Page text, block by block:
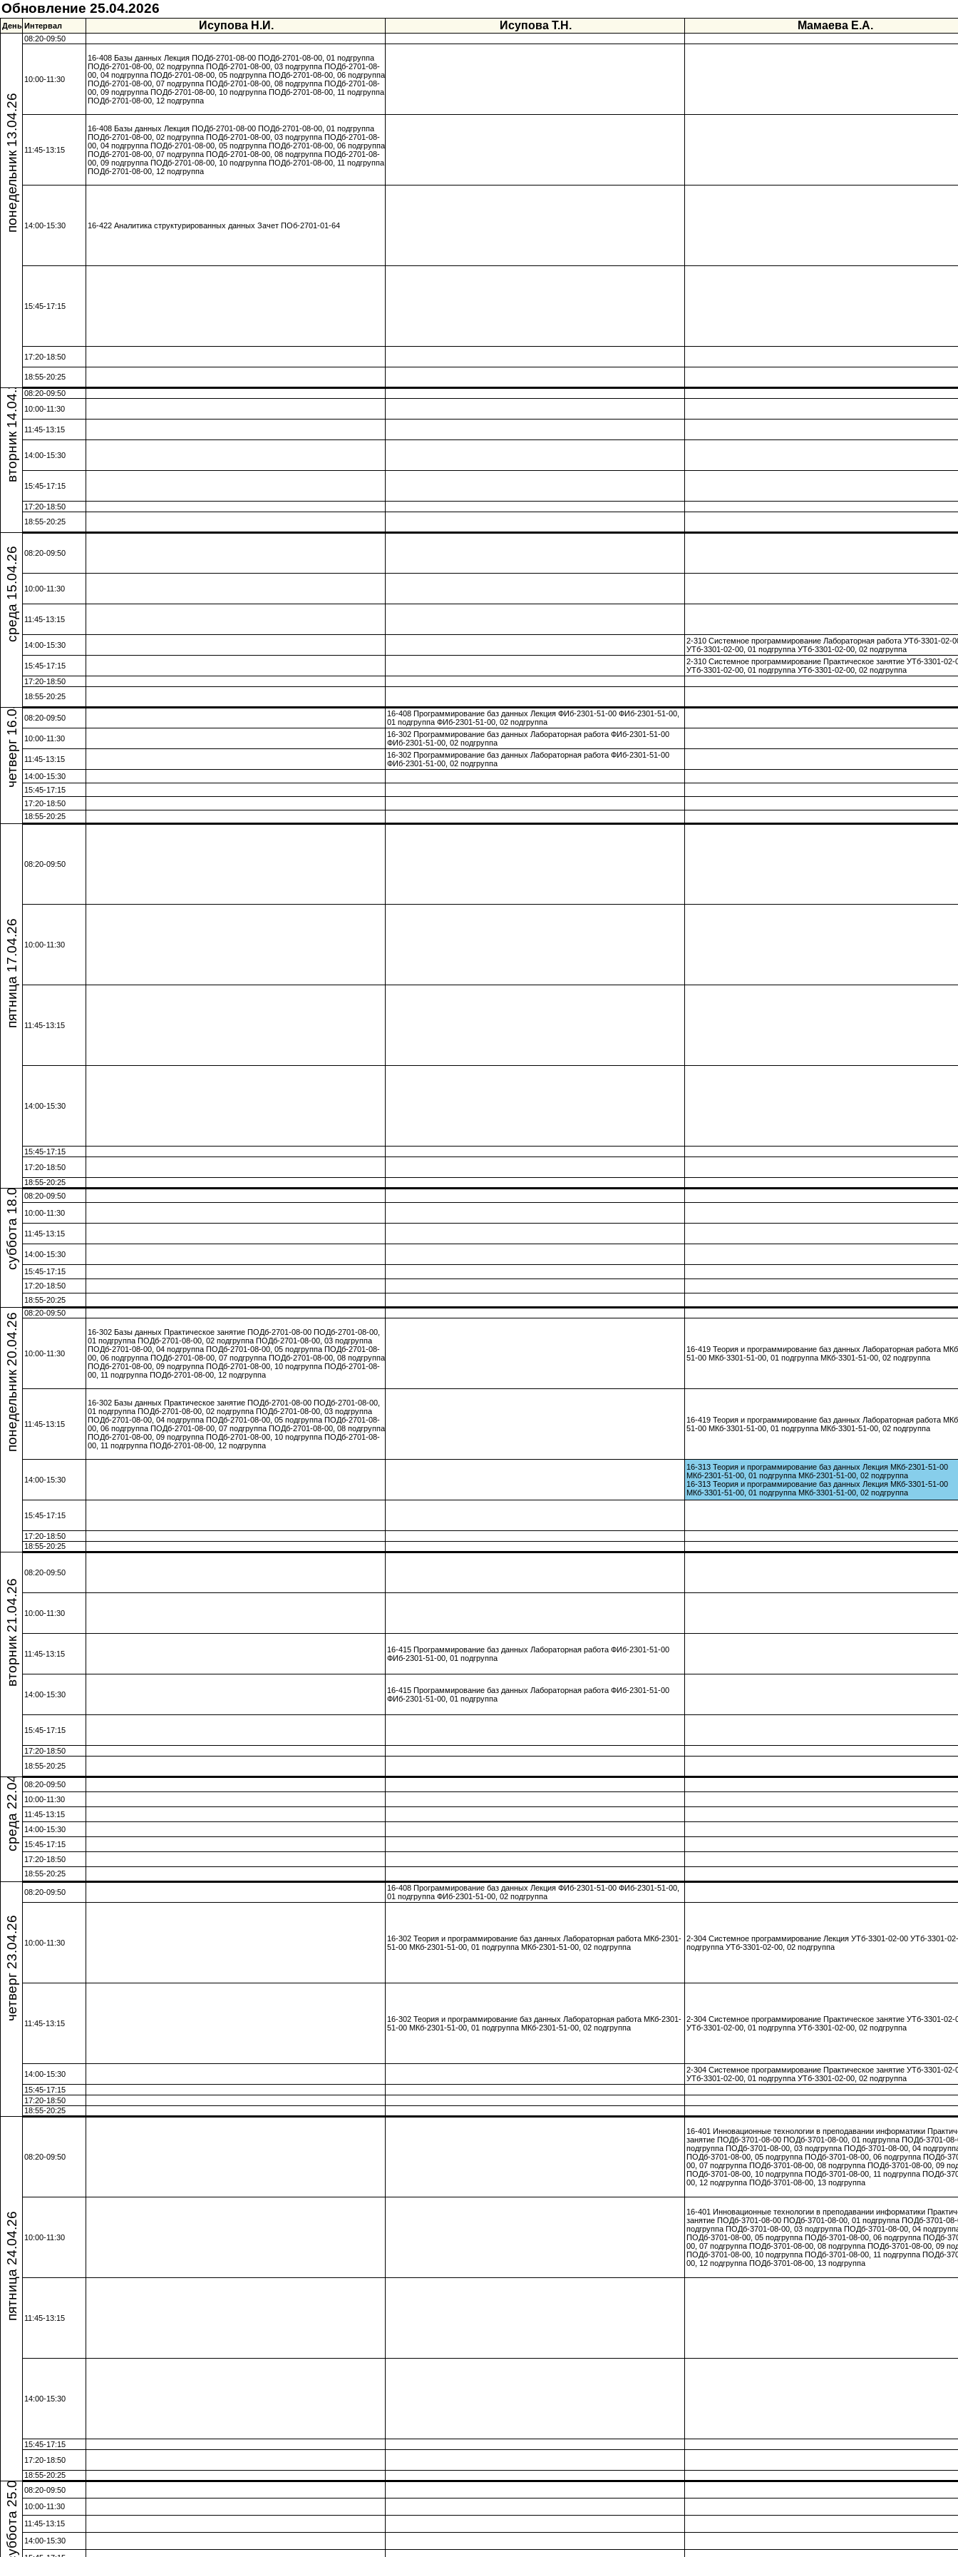
Обновление 25.04.2026
День Интервал Исупова Н.И. Исупова Т.Н. Мамаева Е.А.
понедельник 13.04.26
08:20-09:50
10:00-11:30
16-408 Базы данных Лекция ПОДб-2701-08-00 ПОДб-2701-08-00, 01 подгруппа
ПОДб-2701-08-00, 02 подгруппа ПОДб-2701-08-00, 03 подгруппа ПОДб-2701-08-
00, 04 подгруппа ПОДб-2701-08-00, 05 подгруппа ПОДб-2701-08-00, 06 подгруппа
ПОДб-2701-08-00, 07 подгруппа ПОДб-2701-08-00, 08 подгруппа ПОДб-2701-08-
00, 09 подгруппа ПОДб-2701-08-00, 10 подгруппа ПОДб-2701-08-00, 11 подгруппа
ПОДб-2701-08-00, 12 подгруппа
11:45-13:15
16-408 Базы данных Лекция ПОДб-2701-08-00 ПОДб-2701-08-00, 01 подгруппа
ПОДб-2701-08-00, 02 подгруппа ПОДб-2701-08-00, 03 подгруппа ПОДб-2701-08-
00, 04 подгруппа ПОДб-2701-08-00, 05 подгруппа ПОДб-2701-08-00, 06 подгруппа
ПОДб-2701-08-00, 07 подгруппа ПОДб-2701-08-00, 08 подгруппа ПОДб-2701-08-
00, 09 подгруппа ПОДб-2701-08-00, 10 подгруппа ПОДб-2701-08-00, 11 подгруппа
ПОДб-2701-08-00, 12 подгруппа
14:00-15:30 16-422 Аналитика структурированных данных Зачет ПОб-2701-01-64
15:45-17:15
17:20-18:50
18:55-20:25
вторник 14.04.26 08:20-09:50
10:00-11:30
11:45-13:15
14:00-15:30
15:45-17:15
17:20-18:50
18:55-20:25
среда 15.04.26 08:20-09:50
10:00-11:30
11:45-13:15
14:00-15:30
2-310 Системное программирование Лабораторная работа УТб-3301-02-
УТб-3301-02-00, 01 подгруппа УТб-3301-02-00, 02 подгруппа
15:45-17:15
2-310 Системное программирование Практическое занятие УТб-3301-02-
УТб-3301-02-00, 01 подгруппа УТб-3301-02-00, 02 подгруппа
17:20-18:50
18:55-20:25
четверг 16.04.26 08:20-09:50
16-408 Программирование баз данных Лекция ФИб-2301-51-00 ФИб-2301-51-00,
01 подгруппа ФИб-2301-51-00, 02 подгруппа
10:00-11:30
16-302 Программирование баз данных Лабораторная работа ФИб-2301-51-00
ФИб-2301-51-00, 02 подгруппа
11:45-13:15
16-302 Программирование баз данных Лабораторная работа ФИб-2301-51-00
ФИб-2301-51-00, 02 подгруппа
14:00-15:30
15:45-17:15
17:20-18:50
18:55-20:25
пятница 17.04.26
08:20-09:50
10:00-11:30
11:45-13:15
14:00-15:30
15:45-17:15
17:20-18:50
18:55-20:25
суббота 18.04.26 08:20-09:50
10:00-11:30
11:45-13:15
14:00-15:30
15:45-17:15
17:20-18:50
18:55-20:25
понедельник 20.04.26 08:20-09:50
10:00-11:30
16-302 Базы данных Практическое занятие ПОДб-2701-08-00 ПОДб-2701-08-00,
01 подгруппа ПОДб-2701-08-00, 02 подгруппа ПОДб-2701-08-00, 03 подгруппа
ПОДб-2701-08-00, 04 подгруппа ПОДб-2701-08-00, 05 подгруппа ПОДб-2701-08-
00, 06 подгруппа ПОДб-2701-08-00, 07 подгруппа ПОДб-2701-08-00, 08 подгруппа
ПОДб-2701-08-00, 09 подгруппа ПОДб-2701-08-00, 10 подгруппа ПОДб-2701-08-
00, 11 подгруппа ПОДб-2701-08-00, 12 подгруппа
16-419 Теория и программирование баз данных Лабораторная работа
51-00 МКб-3301-51-00, 01 подгруппа МКб-3301-51-00, 02 подгруппа
11:45-13:15
16-302 Базы данных Практическое занятие ПОДб-2701-08-00 ПОДб-2701-08-00,
01 подгруппа ПОДб-2701-08-00, 02 подгруппа ПОДб-2701-08-00, 03 подгруппа
ПОДб-2701-08-00, 04 подгруппа ПОДб-2701-08-00, 05 подгруппа ПОДб-2701-08-
00, 06 подгруппа ПОДб-2701-08-00, 07 подгруппа ПОДб-2701-08-00, 08 подгруппа
ПОДб-2701-08-00, 09 подгруппа ПОДб-2701-08-00, 10 подгруппа ПОДб-2701-08-
00, 11 подгруппа ПОДб-2701-08-00, 12 подгруппа
16-419 Теория и программирование баз данных Лабораторная работа
51-00 МКб-3301-51-00, 01 подгруппа МКб-3301-51-00, 02 подгруппа
14:00-15:30
16-313 Теория и программирование баз данных Лекция МКб-2301-51-00
МКб-2301-51-00, 01 подгруппа МКб-2301-51-00, 02 подгруппа
16-313 Теория и программирование баз данных Лекция МКб-3301-51-00
МКб-3301-51-00, 01 подгруппа МКб-3301-51-00, 02 подгруппа
15:45-17:15
17:20-18:50
18:55-20:25
вторник 21.04.26
08:20-09:50
10:00-11:30
11:45-13:15
16-415 Программирование баз данных Лабораторная работа ФИб-2301-51-00
ФИб-2301-51-00, 01 подгруппа
14:00-15:30
16-415 Программирование баз данных Лабораторная работа ФИб-2301-51-00
ФИб-2301-51-00, 01 подгруппа
15:45-17:15
17:20-18:50
18:55-20:25
среда 22.04.26 08:20-09:50
10:00-11:30
11:45-13:15
14:00-15:30
15:45-17:15
17:20-18:50
18:55-20:25
четверг 23.04.26
08:20-09:50
16-408 Программирование баз данных Лекция ФИб-2301-51-00 ФИб-2301-51-00,
01 подгруппа ФИб-2301-51-00, 02 подгруппа
10:00-11:30
16-302 Теория и программирование баз данных Лабораторная работа МКб-2301-
51-00 МКб-2301-51-00, 01 подгруппа МКб-2301-51-00, 02 подгруппа
2-304 Системное программирование Лекция УТб-3301-02-00 УТб-3301-
подгруппа УТб-3301-02-00, 02 подгруппа
11:45-13:15
16-302 Теория и программирование баз данных Лабораторная работа МКб-2301-
51-00 МКб-2301-51-00, 01 подгруппа МКб-2301-51-00, 02 подгруппа
2-304 Системное программирование Практическое занятие УТб-3301-02-
УТб-3301-02-00, 01 подгруппа УТб-3301-02-00, 02 подгруппа
14:00-15:30
2-304 Системное программирование Практическое занятие УТб-3301-02-
УТб-3301-02-00, 01 подгруппа УТб-3301-02-00, 02 подгруппа
15:45-17:15
17:20-18:50
18:55-20:25
пятница 24.04.26
08:20-09:50
16-401 Инновационные технологии в преподавании информатики
занятие ПОДб-3701-08-00 ПОДб-3701-08-00, 01 подгруппа ПОДб-3701-08-
подгруппа ПОДб-3701-08-00, 03 подгруппа ПОДб-3701-08-00, 04
ПОДб-3701-08-00, 05 подгруппа ПОДб-3701-08-00, 06 подгруппа ПОДб-
00, 07 подгруппа ПОДб-3701-08-00, 08 подгруппа ПОДб-3701-08-00, 09
ПОДб-3701-08-00, 10 подгруппа ПОДб-3701-08-00, 11 подгруппа ПОДб-
00, 12 подгруппа ПОДб-3701-08-00, 13 подгруппа
10:00-11:30
16-401 Инновационные технологии в преподавании информатики
занятие ПОДб-3701-08-00 ПОДб-3701-08-00, 01 подгруппа ПОДб-3701-08-
подгруппа ПОДб-3701-08-00, 03 подгруппа ПОДб-3701-08-00, 04
ПОДб-3701-08-00, 05 подгруппа ПОДб-3701-08-00, 06 подгруппа ПОДб-
00, 07 подгруппа ПОДб-3701-08-00, 08 подгруппа ПОДб-3701-08-00, 09
ПОДб-3701-08-00, 10 подгруппа ПОДб-3701-08-00, 11 подгруппа ПОДб-
00, 12 подгруппа ПОДб-3701-08-00, 13 подгруппа
11:45-13:15
14:00-15:30
15:45-17:15
17:20-18:50
18:55-20:25
суббота 25.04.26 08:20-09:50
10:00-11:30
11:45-13:15
14:00-15:30